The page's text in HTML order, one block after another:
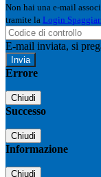
Non hai una e-mail
tramite la Login
E-mail inviata, si
Errore
Chiudi
Successo
Chiudi
Informazione
Chiudi